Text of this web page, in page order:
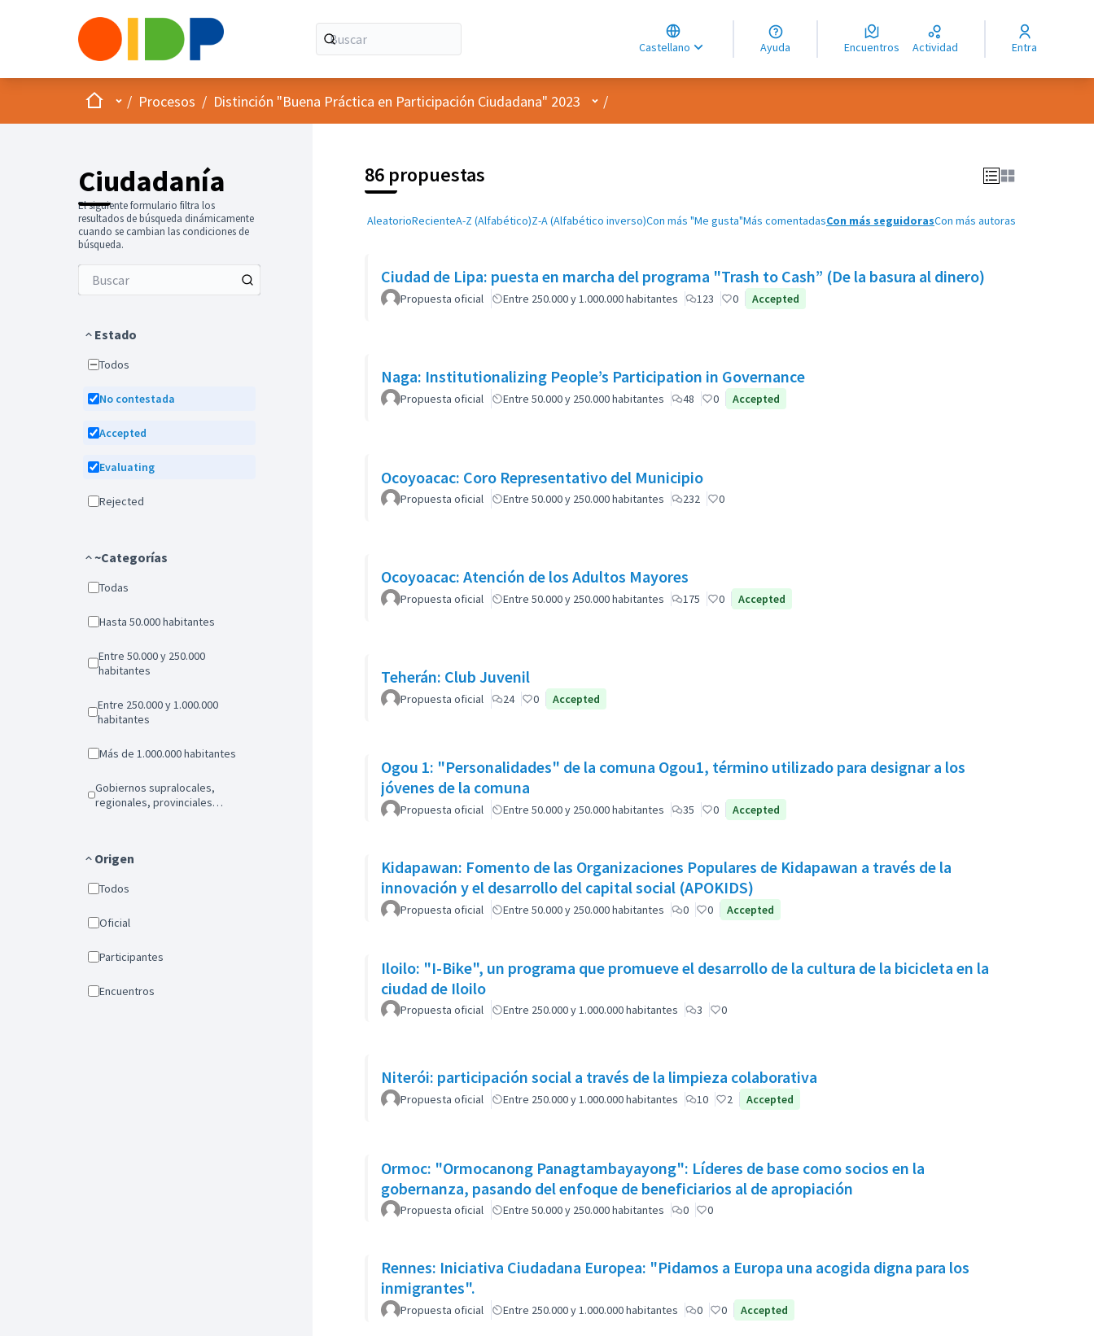
Castellano
Choose language
Choisir la langue
Elegir el idioma
Ayuda Encuentros Actividad Entra
InicioMenú principal
/ Procesos / Distinción "Buena Práctica en Participación Ciudadana" 2023 Menú de usuario
/
Ciudadanía
El siguiente formulario filtra los
resultados de búsqueda dinámicamente
cuando se cambian las condiciones de
búsqueda.
Estado
Todos
No contestada
Accepted
Evaluating
Rejected
~Categorías
Todas
Hasta 50.000 habitantes
Entre 50.000 y 250.000
habitantes
Entre 250.000 y 1.000.000
habitantes
Más de 1.000.000 habitantes
Gobiernos supralocales,
regionales, provinciales…
Origen
Todos
Oficial
Participantes
Encuentros
86 propuestas
AleatorioRecienteA-Z (Alfabético)Z-A (Alfabético inverso)Con más "Me gusta"Más comentadasCon más seguidorasCon más autoras
Ciudad de Lipa: puesta en marcha del programa "Trash to Cash” (De la basura al dinero)
Propuesta oficial Entre 250.000 y 1.000.000 habitantes 123 0 Accepted
Naga: Institutionalizing People’s Participation in Governance
Propuesta oficial Entre 50.000 y 250.000 habitantes 48 0 Accepted
Ocoyoacac: Coro Representativo del Municipio
Propuesta oficial Entre 50.000 y 250.000 habitantes 232 0
Ocoyoacac: Atención de los Adultos Mayores
Propuesta oficial Entre 50.000 y 250.000 habitantes 175 0 Accepted
Teherán: Club Juvenil
Propuesta oficial 24 0 Accepted
Ogou 1: "Personalidades" de la comuna Ogou1, término utilizado para designar a los
jóvenes de la comuna
Propuesta oficial Entre 50.000 y 250.000 habitantes 35 0 Accepted
Kidapawan: Fomento de las Organizaciones Populares de Kidapawan a través de la
innovación y el desarrollo del capital social (APOKIDS)
Propuesta oficial Entre 50.000 y 250.000 habitantes 0 0 Accepted
Iloilo: "I-Bike", un programa que promueve el desarrollo de la cultura de la bicicleta en la
ciudad de Iloilo
Propuesta oficial Entre 250.000 y 1.000.000 habitantes 3 0
Niterói: participación social a través de la limpieza colaborativa
Propuesta oficial Entre 250.000 y 1.000.000 habitantes 10 2 Accepted
Ormoc: "Ormocanong Panagtambayayong": Líderes de base como socios en la
gobernanza, pasando del enfoque de beneficiarios al de apropiación
Propuesta oficial Entre 50.000 y 250.000 habitantes 0 0
Rennes: Iniciativa Ciudadana Europea: "Pidamos a Europa una acogida digna para los
inmigrantes".
Propuesta oficial Entre 250.000 y 1.000.000 habitantes 0 0 Accepted